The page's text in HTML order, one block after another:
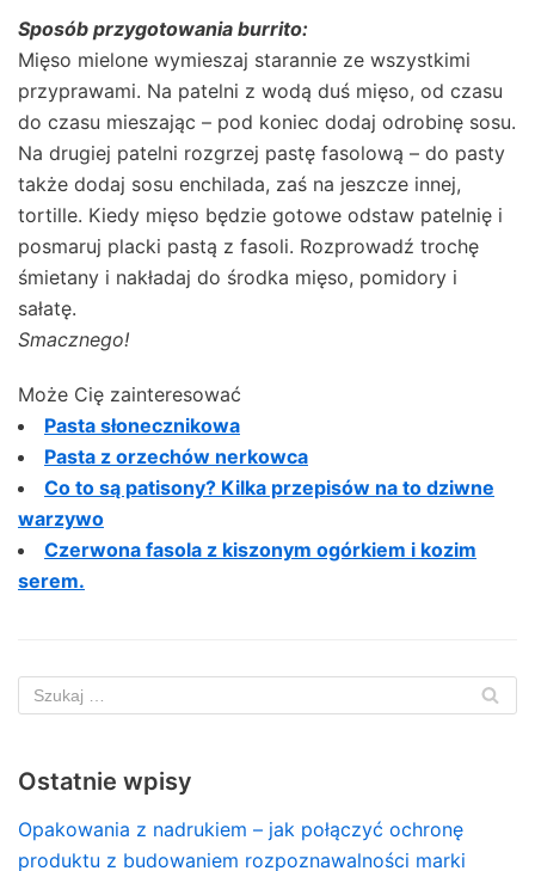
Sposób przygotowania burrito:
Mięso mielone wymieszaj starannie ze wszystkimi
przyprawami. Na patelni z wodą duś mięso, od czasu
do czasu mieszając – pod koniec dodaj odrobinę sosu.
Na drugiej patelni rozgrzej pastę fasolową – do pasty
także dodaj sosu enchilada, zaś na jeszcze innej,
tortille. Kiedy mięso będzie gotowe odstaw patelnię i
posmaruj placki pastą z fasoli. Rozprowadź trochę
śmietany i nakładaj do środka mięso, pomidory i
sałatę.
Smacznego!
Może Cię zainteresować
Pasta słonecznikowa
Pasta z orzechów nerkowca
Co to są patisony? Kilka przepisów na to dziwne
warzywo
Czerwona fasola z kiszonym ogórkiem i kozim
serem.
Ostatnie wpisy
Opakowania z nadrukiem – jak połączyć ochronę
produktu z budowaniem rozpoznawalności marki